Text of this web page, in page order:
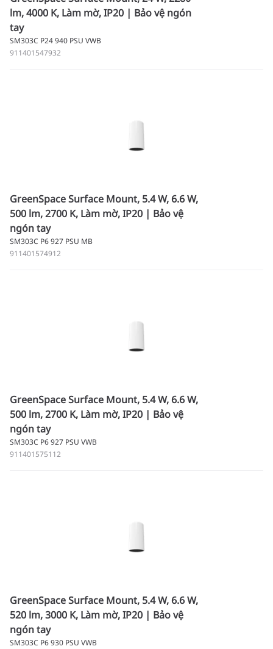
lm, 4000 K, Làm mờ, IP20 | Bảo vệ ngón
tay
SM303C P24 940 PSU VWB
911401547932
GreenSpace Surface Mount, 5.4 W, 6.6 W,
500 lm, 2700 K, Làm mờ, IP20 | Bảo vệ
ngón tay
SM303C P6 927 PSU MB
911401574912
GreenSpace Surface Mount, 5.4 W, 6.6 W,
500 lm, 2700 K, Làm mờ, IP20 | Bảo vệ
ngón tay
SM303C P6 927 PSU VWB
911401575112
GreenSpace Surface Mount, 5.4 W, 6.6 W,
520 lm, 3000 K, Làm mờ, IP20 | Bảo vệ
ngón tay
SM303C P6 930 PSU VWB